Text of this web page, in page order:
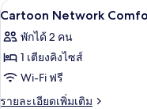
มี
ให้
สำหรับ
ห้อง
เปิด
ภาพถ่าย
ทั้งหมด
ของ
Cartoon
11
Cartoon Network
พักได้ 2 คน
1 เตียงคิงไซส์
Wi-Fi ฟรี
รายละเอียดเพิ่มเติม
ราย